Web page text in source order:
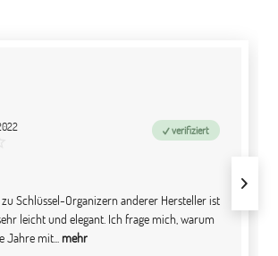
verifiziert
zu Schlüssel-Organizern anderer Hersteller ist
leicht und elegant. Ich frage mich, warum
mit... mehr